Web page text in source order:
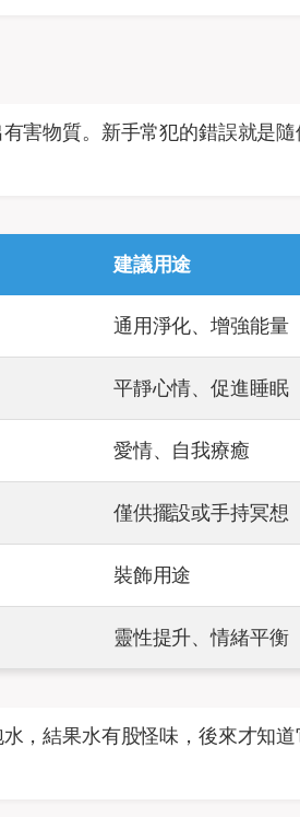
害物質。新手常犯的錯誤就是
建議用途
通用淨化、增強能量
平靜心情、促進睡眠
愛情、自我療癒
僅供擺設或手持冥想
裝飾用途
靈性提升、情緒平衡
，結果水有股怪味，後來才知